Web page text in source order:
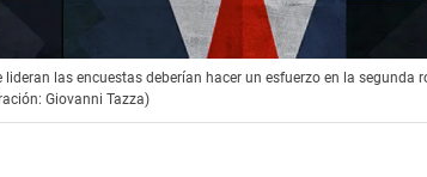
lideran las encuestas deberían hacer un esfuerzo en la segunda
Giovanni Tazza)